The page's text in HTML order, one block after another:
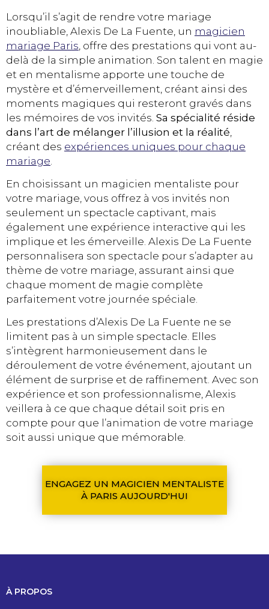
Lorsqu’il s’agit de rendre votre mariage
inoubliable, Alexis De La Fuente, un magicien
mariage Paris , offre des prestations qui vont au-
delà de la simple animation. Son talent en magie
et en mentalisme apporte une touche de
mystère et d’émerveillement, créant ainsi des
moments magiques qui resteront gravés dans
les mémoires de vos invités. Sa spécialité réside
dans l’art de mélanger l’illusion et la réalité
créant des expériences uniques pour chaque
mariage
En choisissant un magicien mentaliste pour
votre mariage, vous offrez à vos invités non
seulement un spectacle captivant, mais
également une expérience interactive qui les
implique et les émerveille. Alexis De La Fuente
personnalisera son spectacle pour s’adapter au
thème de votre mariage, assurant ainsi que
chaque moment de magie complète
parfaitement votre journée spéciale.
Les prestations d’Alexis De La Fuente ne se
limitent pas à un simple spectacle. Elles
s’intègrent harmonieusement dans le
déroulement de votre événement, ajoutant un
élément de surprise et de raffinement. Avec son
expérience et son professionnalisme, Alexis
veillera à ce que chaque détail soit pris en
compte pour que l’animation de votre mariage
soit aussi unique que mémorable.
ENGAGEZ UN MAGICIEN MENTALISTE
À PARIS AUJOURD'HUI
À PROPOS